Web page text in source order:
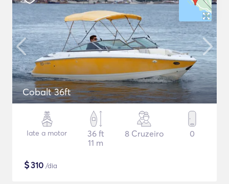
Cobalt 36ft
Iate a motor
36 ft
11 m
8 Cruzeiro 0
$310 /dia